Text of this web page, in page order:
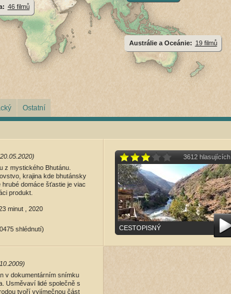
46 filmů
Austrálie a Oceánie: 19 filmů
Ostatní
z mystického Bhutánu.
krajina kde bhutánsky
domáce šťastie je viac
produkt.
minut , 2020
shlédnutí)
3612 hlasujících
CESTOPISNÝ
v dokumentárním snímku
Usměvaví lidé společně s
tvoří vyjímečnou část